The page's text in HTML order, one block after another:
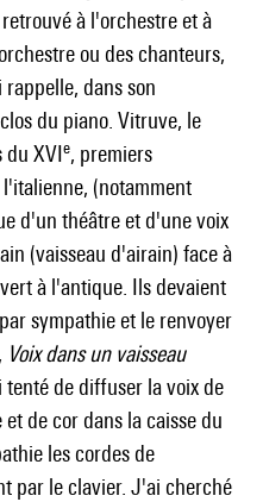
à l'orchestre et à
ou des chanteurs,
dans son
du piano. Vitruve, le
du XVIe, premiers
l'italienne, (notamment
d'un théâtre et d'une voix
(vaisseau d'airain) face à
à l'antique. Ils devaient
sympathie et le renvoyer
Voix dans un vaisseau
tenté de diffuser la voix de
de cor dans la caisse du
les cordes de
par le clavier. J'ai cherché